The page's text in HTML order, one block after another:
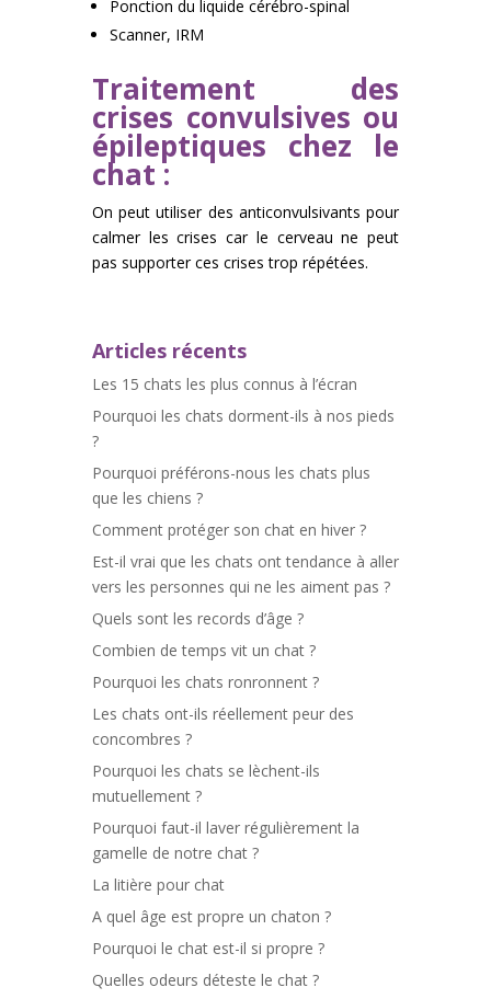
Ponction du liquide cérébro-spinal
Scanner, IRM
Traitement des
crises convulsives ou
épileptiques chez le
chat :
On peut utiliser des anticonvulsivants pour
calmer les crises car le cerveau ne peut
pas supporter ces crises trop répétées.
Articles récents
Les 15 chats les plus connus à l’écran
Pourquoi les chats dorment-ils à nos pieds
?
Pourquoi préférons-nous les chats plus
que les chiens ?
Comment protéger son chat en hiver ?
Est-il vrai que les chats ont tendance à aller
vers les personnes qui ne les aiment pas ?
Quels sont les records d’âge ?
Combien de temps vit un chat ?
Pourquoi les chats ronronnent ?
Les chats ont-ils réellement peur des
concombres ?
Pourquoi les chats se lèchent-ils
mutuellement ?
Pourquoi faut-il laver régulièrement la
gamelle de notre chat ?
La litière pour chat
A quel âge est propre un chaton ?
Pourquoi le chat est-il si propre ?
Quelles odeurs déteste le chat ?